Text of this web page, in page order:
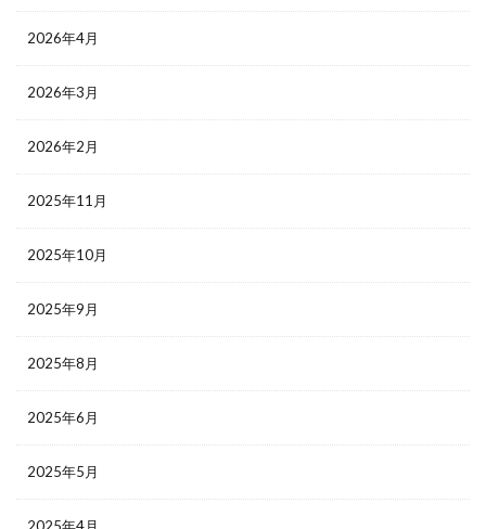
2026年4月
2026年3月
2026年2月
2025年11月
2025年10月
2025年9月
2025年8月
2025年6月
2025年5月
2025年4月